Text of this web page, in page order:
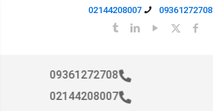
09361272708
02144208007
09361272708
02144208007